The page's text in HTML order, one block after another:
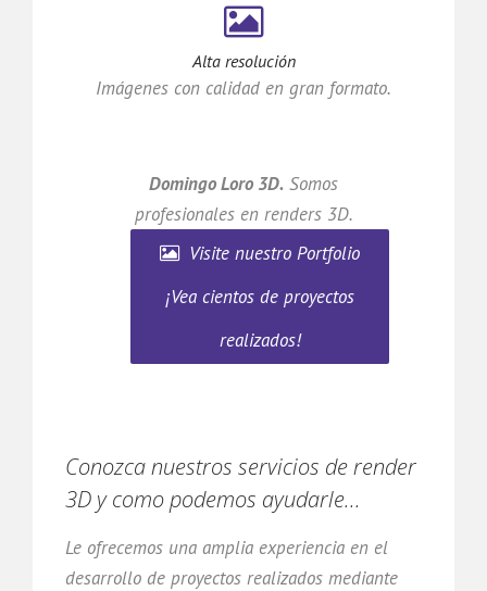
Alta resolución
Imágenes con calidad en gran formato.
Domingo Loro 3D. Somos
profesionales en renders 3D.
Visite nuestro Portfolio
¡Vea cientos de proyectos
realizados!
Conozca nuestros servicios de render
3D y como podemos ayudarle...
Le ofrecemos una amplia experiencia en el
desarrollo de proyectos realizados mediante